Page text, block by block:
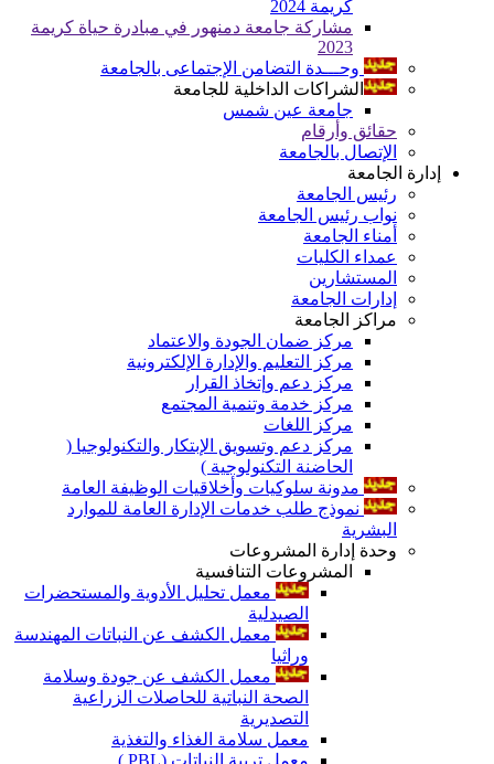
كريمة 2024
مشاركة جامعة دمنهور في مبادرة حياة كريمة
2023
وحـــدة التضامن الإجتماعى بالجامعة
الشراكات الداخلية للجامعة
جامعة عين شمس
حقائق وأرقام
الإتصال بالجامعة
إدارة الجامعة
رئيس الجامعة
نواب رئيس الجامعة
أمناء الجامعة
عمداء الكليات
المستشارين
إدارات الجامعة
مراكز الجامعة
مركز ضمان الجودة والاعتماد
مركز التعليم والإدارة الإلكترونية
مركز دعم وإتخاذ القرار
مركز خدمة وتنمية المجتمع
مركز اللغات
مركز دعم وتسويق الإبتكار والتكنولوجيا (
الحاضنة التكنولوجية )
مدونة سلوكيات وأخلاقيات الوظيفة العامة
نموذج طلب خدمات الإدارة العامة للموارد
البشرية
وحدة إدارة المشروعات
المشروعات التنافسية
معمل تحليل الأدوية والمستحضرات
الصيدلية
معمل الكشف عن النباتات المهندسة
وراثيا
معمل الكشف عن جودة وسلامة
الصحة النباتية للحاصلات الزراعية
التصديرية
معمل سلامة الغذاء والتغذية
معمل تربية النباتات (PBL )